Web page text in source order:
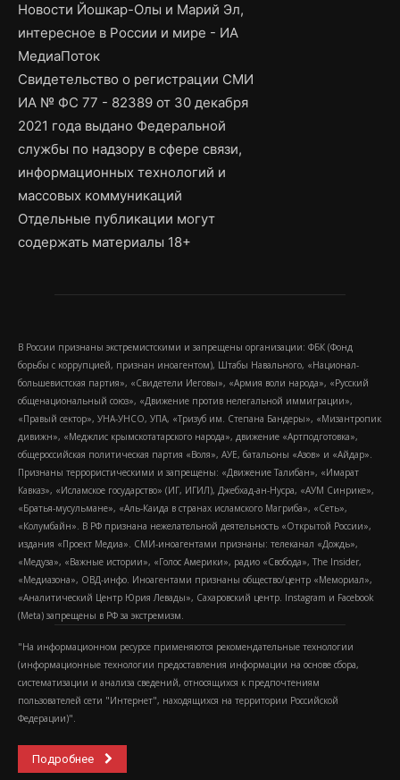
Новости Йошкар-Олы и Марий Эл,
интересное в России и мире - ИА
МедиаПоток
Свидетельство о регистрации СМИ
ИА № ФС 77 - 82389 от 30 декабря
2021 года выдано Федеральной
службы по надзору в сфере связи,
информационных технологий и
массовых коммуникаций
Отдельные публикации могут
содержать материалы 18+
В России признаны экстремистскими и запрещены организации: ФБК (Фонд
борьбы с коррупцией, признан иноагентом), Штабы Навального, «Национал-
большевистская партия», «Свидетели Иеговы», «Армия воли народа», «Русский
общенациональный союз», «Движение против нелегальной иммиграции»,
«Правый сектор», УНА-УНСО, УПА, «Тризуб им. Степана Бандеры», «Мизантропик
дивижн», «Меджлис крымскотатарского народа», движение «Артподготовка»,
общероссийская политическая партия «Воля», АУЕ, батальоны «Азов» и «Айдар».
Признаны террористическими и запрещены: «Движение Талибан», «Имарат
Кавказ», «Исламское государство» (ИГ, ИГИЛ), Джебхад-ан-Нусра, «АУМ Синрике»,
«Братья-мусульмане», «Аль-Каида в странах исламского Магриба», «Сеть»,
«Колумбайн». В РФ признана нежелательной деятельность «Открытой России»,
издания «Проект Медиа». СМИ-иноагентами признаны: телеканал «Дождь»,
«Медуза», «Важные истории», «Голос Америки», радио «Свобода», The Insider,
«Медиазона», ОВД-инфо. Иноагентами признаны общество/центр «Мемориал»,
«Аналитический Центр Юрия Левады», Сахаровский центр. Instagram и Facebook
(Metа) запрещены в РФ за экстремизм.
"На информационном ресурсе применяются рекомендательные технологии
(информационные технологии предоставления информации на основе сбора,
систематизации и анализа сведений, относящихся к предпочтениям
пользователей сети "Интернет", находящихся на территории Российской
Федерации)".
Подробнее